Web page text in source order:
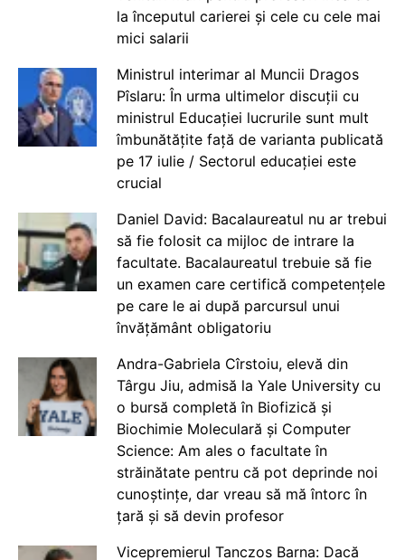
la începutul carierei și cele cu cele mai
mici salarii
Ministrul interimar al Muncii Dragos
Pîslaru: În urma ultimelor discuții cu
ministrul Educației lucrurile sunt mult
îmbunătățite față de varianta publicată
pe 17 iulie / Sectorul educației este
crucial
Daniel David: Bacalaureatul nu ar trebui
să fie folosit ca mijloc de intrare la
facultate. Bacalaureatul trebuie să fie
un examen care certifică competențele
pe care le ai după parcursul unui
învățământ obligatoriu
Andra-Gabriela Cîrstoiu, elevă din
Târgu Jiu, admisă la Yale University cu
o bursă completă în Biofizică și
Biochimie Moleculară și Computer
Science: Am ales o facultate în
străinătate pentru că pot deprinde noi
cunoștințe, dar vreau să mă întorc în
țară și să devin profesor
Vicepremierul Tanczos Barna: Dacă